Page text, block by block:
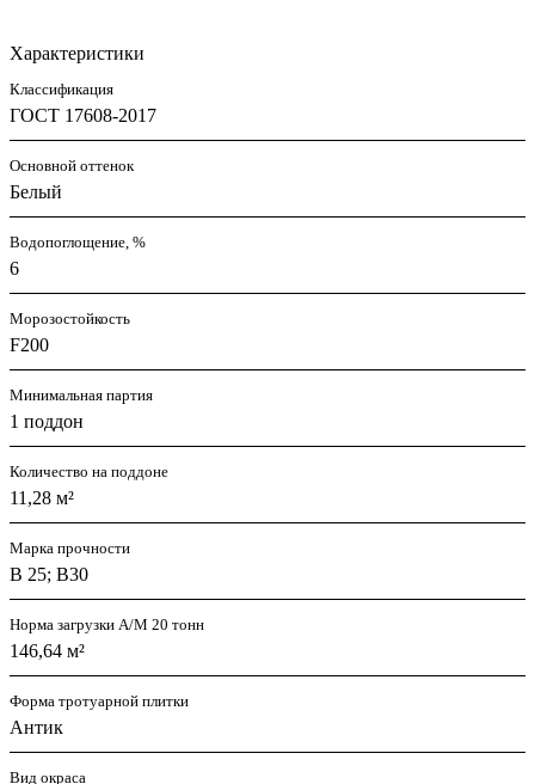
Характеристики
Классификация
ГОСТ 17608-2017
Основной оттенок
Белый
Водопоглощение, %
6
Морозостойкость
F200
Минимальная партия
1 поддон
Количество на поддоне
11,28 м²
Марка прочности
В 25; В30
Норма загрузки А/М 20 тонн
146,64 м²
Форма тротуарной плитки
Антик
Вид окраса